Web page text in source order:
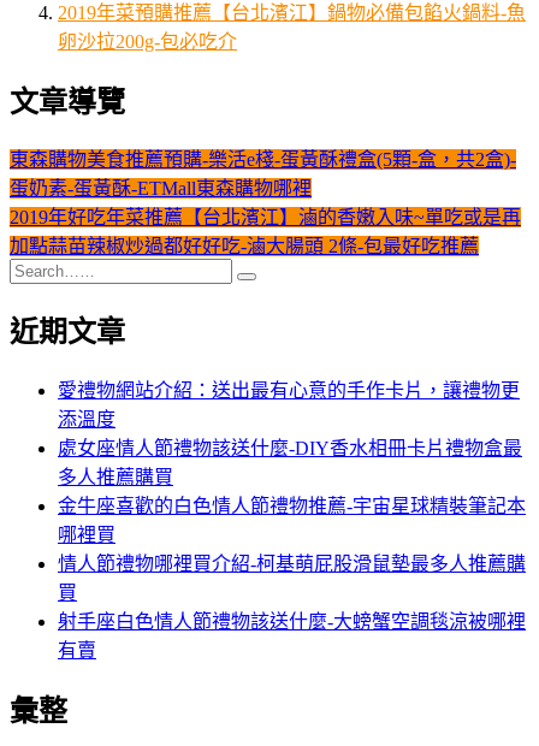
2019年菜預購推薦【台北濱江】鍋物必備包餡火鍋料-魚
卵沙拉200g-包必吃介
文章導覽
東森購物美食推薦預購-樂活e棧-蛋黃酥禮盒(5顆-盒，共2盒)-
蛋奶素-蛋黃酥-ETMall東森購物哪裡
2019年好吃年菜推薦【台北濱江】滷的香嫩入味~單吃或是再
加點蒜苗辣椒炒過都好好吃-滷大腸頭 2條-包最好吃推薦
近期文章
愛禮物網站介紹：送出最有心意的手作卡片，讓禮物更
添溫度
處女座情人節禮物該送什麼-DIY香水相冊卡片禮物盒最
多人推薦購買
金牛座喜歡的白色情人節禮物推薦-宇宙星球精裝筆記本
哪裡買
情人節禮物哪裡買介紹-柯基萌屁股滑鼠墊最多人推薦購
買
射手座白色情人節禮物該送什麼-大螃蟹空調毯涼被哪裡
有賣
彙整